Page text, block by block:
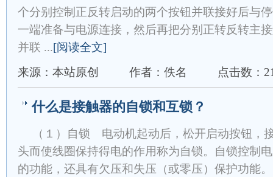
个分别控制正反转启动的两个按钮并联接好后与
一端准备与电源连接，然后再把分别正转反转主
并联 ...[阅读全文]
来源：本站原创
作者：佚名 点击数：
什么是接触器的自锁和互锁？
（１）自锁 电动机起动后，松开启动按钮，
头而使线圈保持得电的作用称为自锁。自锁控制
的功能，还具有欠压和失压（或零压）保护功能